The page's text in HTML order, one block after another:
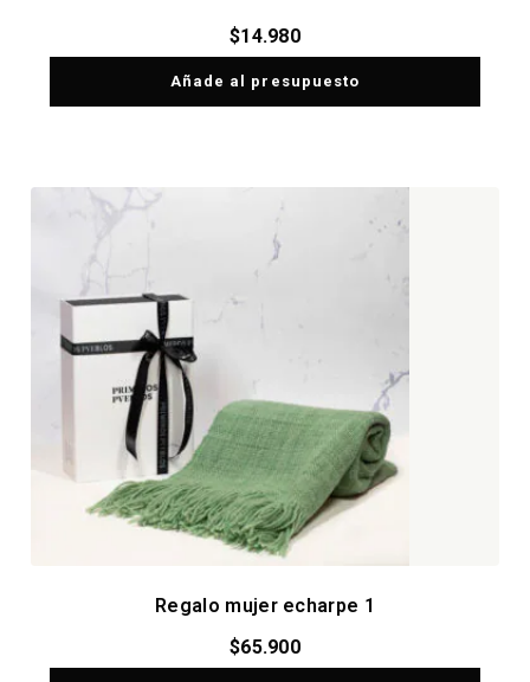
$14.980
Añade al presupuesto
Regalo mujer echarpe 1
$65.900